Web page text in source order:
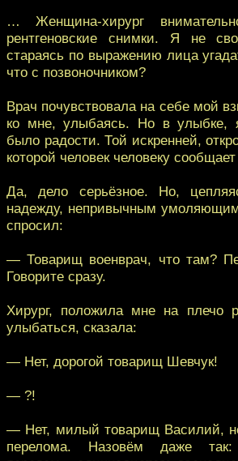
… Женщина-хирург
рентгеновские снимки. Я не
стараясь по выражению лица
что с позвоночником?
Врач почувствовала на себе мой
ко мне, улыбаясь. Но в улыбке,
было радости. Той искренней,
которой человек человеку
Да, дело серьёзное. Но,
надежду, непривычным умоляющим
спросил:
— Товарищ военврач, что там?
Говорите сразу.
Хирург, положила мне на плечо
улыбаться, сказала:
— Нет, дорогой товарищ Шевчук!
— ?!
— Нет, милый товарищ Василий,
перелома. Назовём даже так: